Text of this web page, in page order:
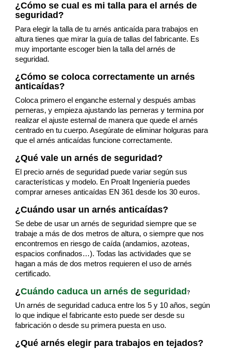
¿Cómo se cual es mi talla para el arnés de
seguridad?
Para elegir la talla de tu arnés anticaída para trabajos en
altura tienes que mirar la guía de tallas del fabricante. Es
muy importante escoger bien la talla del arnés de
seguridad.
¿Cómo se coloca correctamente un arnés
anticaídas?
Coloca primero el enganche esternal y después ambas
perneras, y empieza ajustando las perneras y termina por
realizar el ajuste esternal de manera que quede el arnés
centrado en tu cuerpo. Asegúrate de eliminar holguras para
que el arnés anticaídas funcione correctamente.
¿Qué vale un arnés de seguridad?
El precio arnés de seguridad puede variar según sus
características y modelo. En Proalt Ingeniería puedes
comprar arneses anticaídas EN 361 desde los 30 euros.
¿Cuándo usar un arnés anticaídas?
Se debe de usar un arnés de seguridad siempre que se
trabaje a más de dos metros de altura, o siempre que nos
encontremos en riesgo de caída (andamios, azoteas,
espacios confinados…). Todas las actividades que se
hagan a más de dos metros requieren el uso de arnés
certificado.
¿Cuándo caduca un arnés de seguridad ?
Un arnés de seguridad caduca entre los 5 y 10 años, según
lo que indique el fabricante esto puede ser desde su
fabricación o desde su primera puesta en uso.
¿Qué arnés elegir para trabajos en tejados?